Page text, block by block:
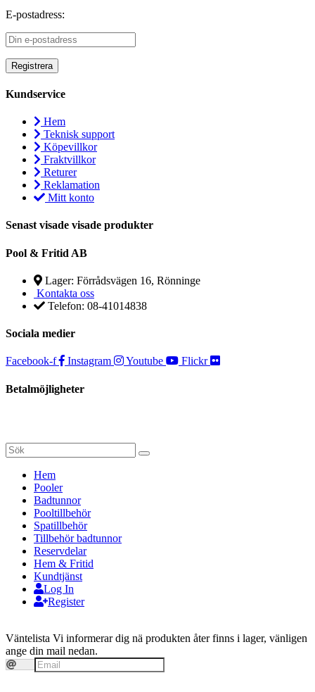
E-postadress:
Kundservice
Hem
Teknisk support
Köpevillkor
Fraktvillkor
Returer
Reklamation
Mitt konto
Senast visade visade produkter
Pool & Fritid AB
Lager: Förrådsvägen 16, Rönninge
Kontakta oss
Telefon: 08-41014838
Sociala medier
Facebook-f Instagram Youtube Flickr
Betalmöjligheter
Hem
Pooler
Badtunnor
Pooltillbehör
Spatillbehör
Tillbehör badtunnor
Reservdelar
Hem & Fritid
Kundtjänst
Log In
Register
Väntelista Vi informerar dig nä produkten åter finns i lager, vänligen
ange din mail nedan.